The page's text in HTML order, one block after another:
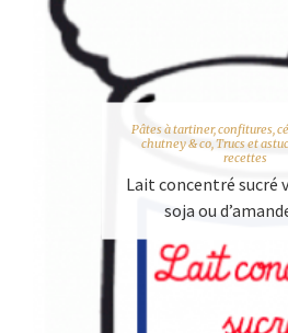
Pâtes à tartiner, confitures,
chutney & co, Trucs et
recettes
Lait concentré sucré
soja ou